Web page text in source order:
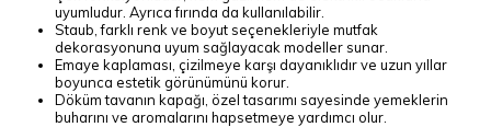
uyumludur. Ayrıca fırında da kullanılabilir.
Staub, farklı renk ve boyut seçenekleriyle mutfak
dekorasyonuna uyum sağlayacak modeller sunar.
Emaye kaplaması, çizilmeye karşı dayanıklıdır ve uzun yıllar
boyunca estetik görünümünü korur.
Döküm tavanın kapağı, özel tasarımı sayesinde yemeklerin
buharını ve aromalarını hapsetmeye yardımcı olur.